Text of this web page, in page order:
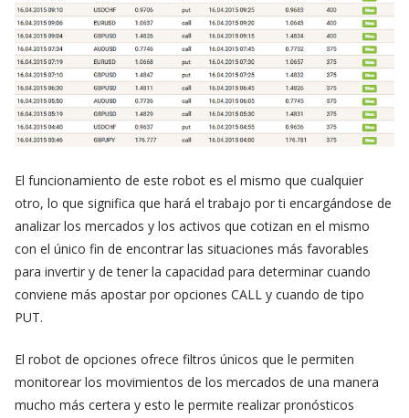
El funcionamiento de este robot es el mismo que cualquier
otro, lo que significa que hará el trabajo por ti encargándose de
analizar los mercados y los activos que cotizan en el mismo
con el único fin de encontrar las situaciones más favorables
para invertir y de tener la capacidad para determinar cuando
conviene más apostar por opciones CALL y cuando de tipo
PUT.
El robot de opciones ofrece filtros únicos que le permiten
monitorear los movimientos de los mercados de una manera
mucho más certera y esto le permite realizar pronósticos